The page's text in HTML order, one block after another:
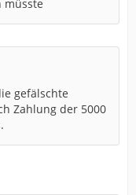
müsste
gefälschte
Zahlung der 5000